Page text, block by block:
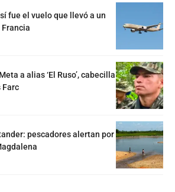
fue el vuelo que llevó a un
a alias ‘El Ruso’, cabecilla
Farc
pescadores alertan por